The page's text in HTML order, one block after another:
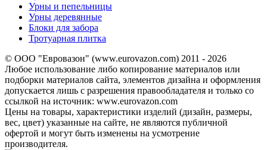
Урны и пепельницы
Урны деревянные
Блоки для забора
Тротуарная плитка
© ООО "Евровазон" (www.eurovazon.com) 2011 - 2026
Любое использование либо копирование материалов или
подборки материалов сайта, элементов дизайна и оформления
допускается лишь с разрешения правообладателя и только со
ссылкой на источник: www.eurovazon.com
Цены на товары, характеристики изделий (дизайн, размеры,
вес, цвет) указанные на сайте, не являются публичной
офертой и могут быть изменены на усмотрение
производителя.